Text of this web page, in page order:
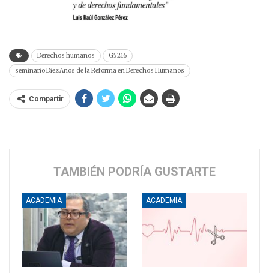
Derechos humanos
G5216
seminario Diez Años de la Reforma en Derechos Humanos
Compartir
TAMBIÉN PODRÍA GUSTARTE
ACADEMIA ACADEMIA